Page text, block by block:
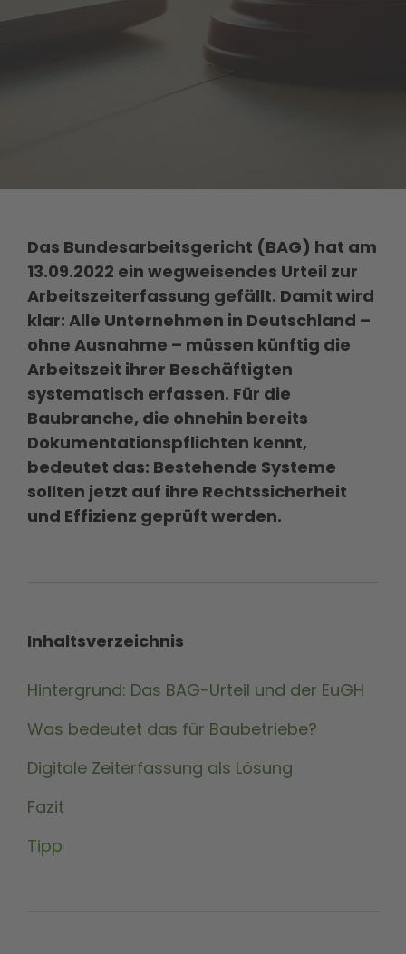
Das Bundesarbeitsgericht (BAG) hat am
13.09.2022 ein wegweisendes Urteil zur
Arbeitszeiterfassung gefällt. Damit wird
klar: Alle Unternehmen in Deutschland –
ohne Ausnahme – müssen künftig die
Arbeitszeit ihrer Beschäftigten
systematisch erfassen. Für die
Baubranche, die ohnehin bereits
Dokumentationspflichten kennt,
bedeutet das: Bestehende Systeme
sollten jetzt auf ihre Rechtssicherheit
und Effizienz geprüft werden.
Inhaltsverzeichnis
Hintergrund: Das BAG-Urteil und der EuGH
Was bedeutet das für Baubetriebe?
Digitale Zeiterfassung als Lösung
Fazit
Tipp